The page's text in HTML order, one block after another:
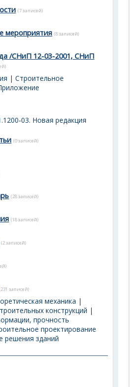
(7 записей)
мероприятия (8 записей)
/СНиП 12-03-2001, СНиП
|Строительное
03. Новая редакция
(0 записей)
(28 записей)
(18 записей)
(2 записей)
записей)
механика |
конструкций |
прочность
проектирование
решения зданий